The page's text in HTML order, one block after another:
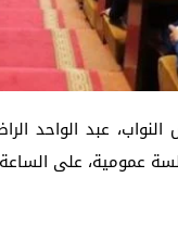
عبد الواحد
عمومية، على